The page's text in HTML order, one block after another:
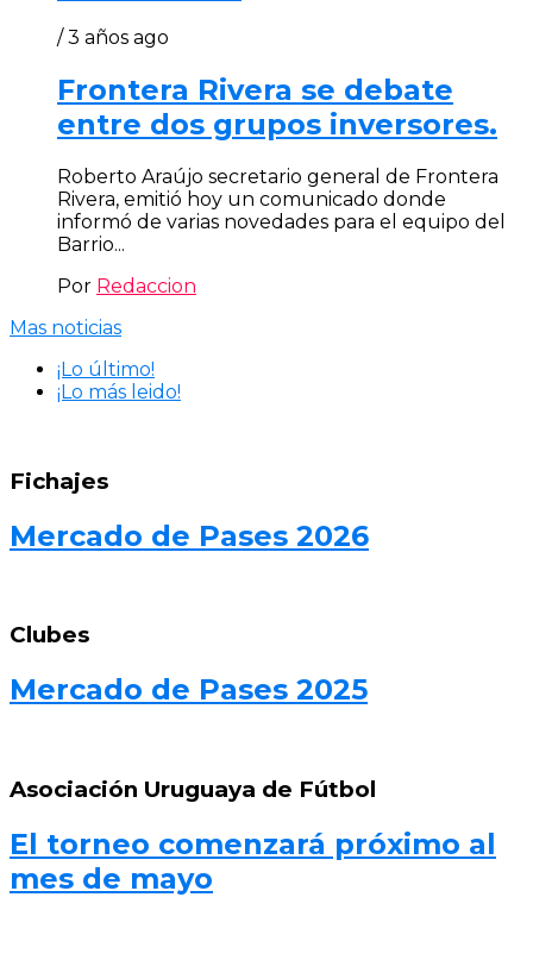
/ 3 años ago
Frontera Rivera se debate
entre dos grupos inversores.
Roberto Araújo secretario general de Frontera
Rivera, emitió hoy un comunicado donde
informó de varias novedades para el equipo del
Barrio...
Por Redaccion
Mas noticias
¡Lo último!
¡Lo más leido!
Fichajes
Mercado de Pases 2026
Clubes
Mercado de Pases 2025
Asociación Uruguaya de Fútbol
El torneo comenzará próximo al
mes de mayo